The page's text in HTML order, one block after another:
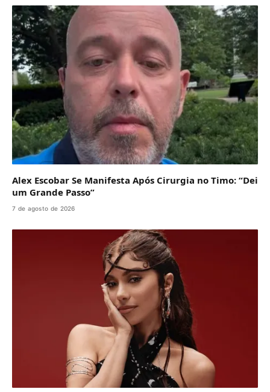
Alex Escobar Se Manifesta Após Cirurgia no Timo: “Dei
um Grande Passo”
7 de agosto de 2026